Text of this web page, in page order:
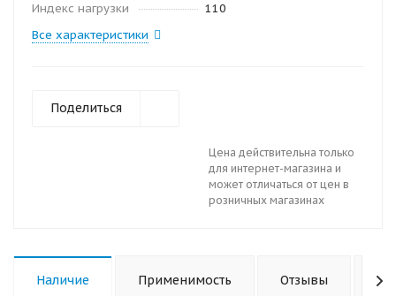
Индекс нагрузки
110
Все характеристики
Поделиться
Цена действительна только
для интернет-магазина и
может отличаться от цен в
розничных магазинах
Наличие Применимость Отзывы